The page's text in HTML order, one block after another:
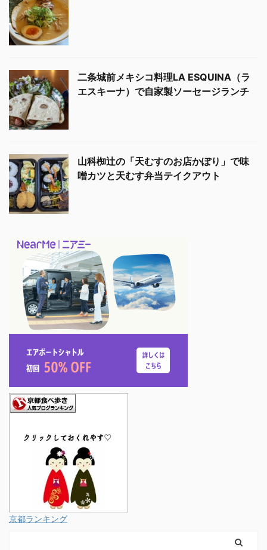
二条城前メキシコ料理LA ESQUINA（ラ
エスキーナ）で自家製ソーセージランチ
山科椥辻の「天むすのお店かぽり」で味
噌カツと天むす弁当テイクアウト
京都ランキング